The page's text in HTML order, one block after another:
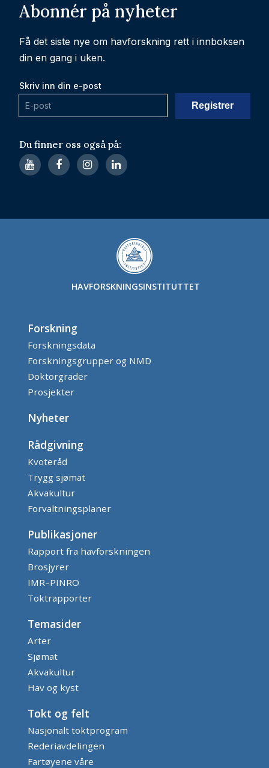
Du finner oss også på:
Abonnér på nyheter
Få det siste nye om havforskning rett i innboksen
din en gang i uken.
Skriv inn din e-post
HAVFORSKNINGSINSTITUTTET
Forskning
Forskningsdata
Forskningsgrupper og NMD
Doktorgrader
Prosjekter
Nyheter
Rådgivning
Kvoteråd
Trygg sjømat
Akvakultur
Forvaltningsplaner
Publikasjoner
Rapport fra havforskningen
Brosjyrer
IMR–PINRO
Toktrapporter
Temasider
Arter
Sjømat
Akvakultur
Hav og kyst
Tokt og felt
Nasjonalt toktprogram
Rederiavdelingen
Fartøyene våre